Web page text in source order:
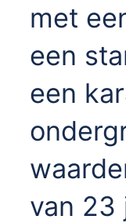
met
een
een
van 23